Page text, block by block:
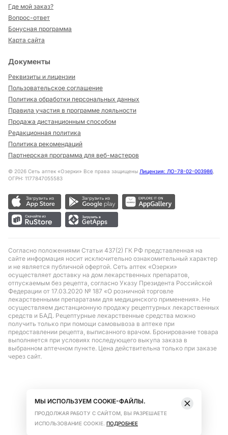
Где мой заказ?
Вопрос-ответ
Бонусная программа
Карта сайта
Документы
Реквизиты и лицензии
Пользовательское соглашение
Политика обработки персональных данных
Правила участия в программе лояльности
Продажа дистанционным способом
Редакционная политика
Политика рекомендаций
Партнерская программа для веб-мастеров
© 2026 Сеть аптек «Озерки» Все права защищены Лицензия: ЛО-78-02-003986,
ОГРН: 1177847055583
Согласно положениями Статьи 437(2) ГК РФ представленная на
сайте информация носит исключительно ознакомительный характер
и не является публичной офертой. Сеть аптек «Озерки»
осуществляет доставку на дом лекарственных препаратов,
отпускаемым без рецепта, согласно Указу Президента Российской
Федерации от 17.03.2020 № 187 «О розничной торговле
лекарственными препаратами для медицинского применения». Не
осуществляем дистанционную продажу рецептурных лекарственных
средств и БАД. Рецептурные лекарственные средства можно
получить только при помощи самовывоза в аптеке при
предоставлении рецепта, выписанного врачом. Бронирование товара
выполняется при условиях последующего выкупа заказа в
выбранном аптечном пункте. Цена действительна только при заказе
через сайт.
МЫ ИСПОЛЬЗУЕМ COOKIE-ФАЙЛЫ.
ПРОДОЛЖАЯ РАБОТУ С САЙТОМ, ВЫ РАЗРЕШАЕТЕ
ИСПОЛЬЗОВАНИЕ COOKIE. ПОДРОБНЕЕ